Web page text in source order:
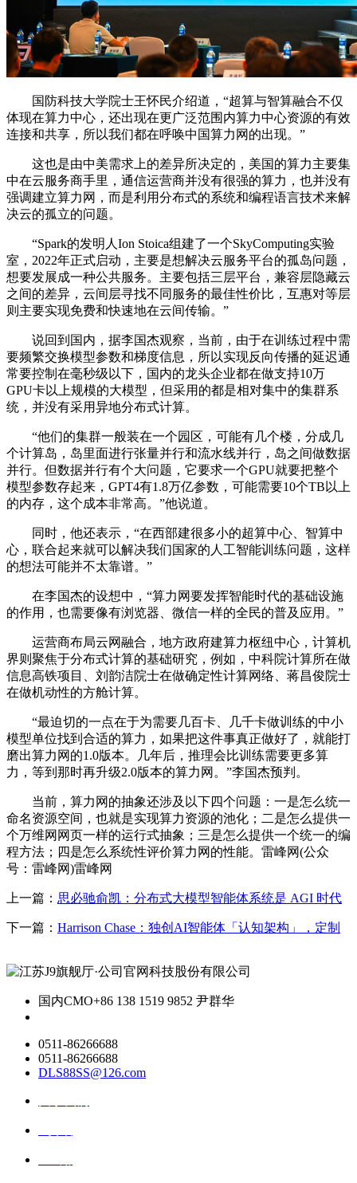
国防科技大学院士王怀民介绍道，“超算与智算融合不仅
体现在算力中心，还出现在更广泛范围内算力中心资源的有效
连接和共享，所以我们都在呼唤中国算力网的出现。”
这也是由中美需求上的差异所决定的，美国的算力主要集
中在云服务商手里，通信运营商并没有很强的算力，也并没有
强调建立算力网，而是利用分布式的系统和编程语言技术来解
决云的孤立的问题。
“Spark的发明人Ion Stoica组建了一个SkyComputing实验
室，2022年正式启动，主要是想解决云服务平台的孤岛问题，
想要发展成一种公共服务。主要包括三层平台，兼容层隐藏云
之间的差异，云间层寻找不同服务的最佳性价比，互惠对等层
则主要实现免费和快速地在云间传输。”
说回到国内，据李国杰观察，当前，由于在训练过程中需
要频繁交换模型参数和梯度信息，所以实现反向传播的延迟通
常要控制在毫秒级以下，国内的龙头企业都在做支持10万
GPU卡以上规模的大模型，但采用的都是相对集中的集群系
统，并没有采用异地分布式计算。
“他们的集群一般装在一个园区，可能有几个楼，分成几
个计算岛，岛里面进行张量并行和流水线并行，岛之间做数据
并行。但数据并行有个大问题，它要求一个GPU就要把整个
模型参数存起来，GPT4有1.8万亿参数，可能需要10个TB以上
的内存，这个成本非常高。”他说道。
同时，他还表示，“在西部建很多小的超算中心、智算中
心，联合起来就可以解决我们国家的人工智能训练问题，这样
的想法可能并不太靠谱。”
在李国杰的设想中，“算力网要发挥智能时代的基础设施
的作用，也需要像有浏览器、微信一样的全民的普及应用。”
运营商布局云网融合，地方政府建算力枢纽中心，计算机
界则聚焦于分布式计算的基础研究，例如，中科院计算所在做
信息高铁项目、刘韵洁院士在做确定性计算网络、蒋昌俊院士
在做机动性的方舱计算。
“最迫切的一点在于为需要几百卡、几千卡做训练的中小
模型单位找到合适的算力，如果把这件事真正做好了，就能打
磨出算力网的1.0版本。几年后，推理会比训练需要更多算
力，等到那时再升级2.0版本的算力网。”李国杰预判。
当前，算力网的抽象还涉及以下四个问题：一是怎么统一
命名资源空间，也就是实现算力资源的池化；二是怎么提供一
个万维网网页一样的运行式抽象；三是怎么提供一个统一的编
程方法；四是怎么系统性评价算力网的性能。雷峰网(公众
号：雷峰网)雷峰网
上一篇： 思必驰俞凯：分布式大模型智能体系统是 AGI 时代
下一篇： Harrison Chase：独创AI智能体「认知架构」，定制
国内CMO+86 138 1519 9852 尹群华
0511-86266688
0511-86266688
DLS88SS@126.com